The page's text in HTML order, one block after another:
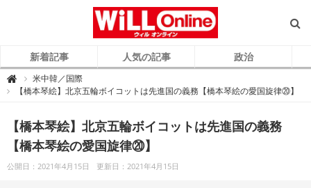
新着記事 人気の記事 政治

L
n
l
i
n
e
（
ウ
米中韓／国際
【橋本琴絵】北京五輪ボイコットは先進国の義務【橋本琴絵の愛国旋律⑳】
【橋本琴絵】北京五輪ボイコットは先進国の義務
【橋本琴絵の愛国旋律⑳】
公開日：2021年4月15日 更新日：2021年4月15日